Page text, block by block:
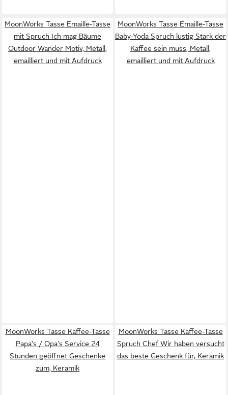
MoonWorks Tasse Emaille-Tasse
mit Spruch Ich mag Bäume
Outdoor Wander Motiv, Metall,
emailliert und mit Aufdruck
MoonWorks Tasse Emaille-Tasse
Baby-Yoda Spruch lustig Stark der
Kaffee sein muss, Metall,
emailliert und mit Aufdruck
MoonWorks Tasse Kaffee-Tasse
Papa's / Opa's Service 24
Stunden geöffnet Geschenke
zum, Keramik
MoonWorks Tasse Kaffee-Tasse
Spruch Chef Wir haben versucht
das beste Geschenk für, Keramik